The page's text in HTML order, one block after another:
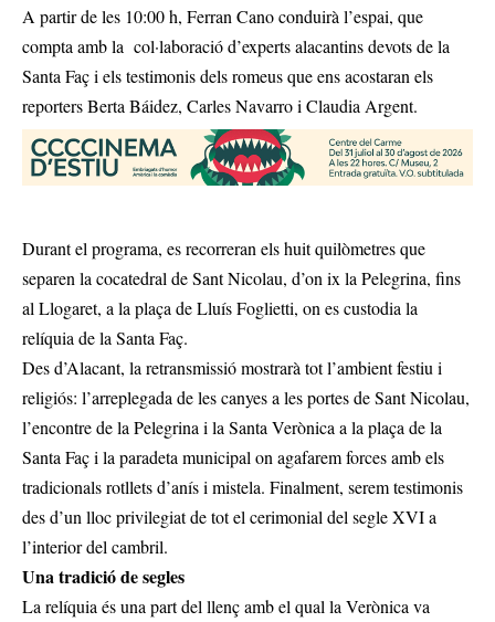
A partir de les 10:00 h, Ferran Cano conduirà l’espai, que
compta amb la col·laboració d’experts alacantins devots de la
Santa Faç i els testimonis dels romeus que ens acostaran els
reporters Berta Báidez, Carles Navarro i Claudia Argent.
Durant el programa, es recorreran els huit quilòmetres que
separen la cocatedral de Sant Nicolau, d’on ix la Pelegrina, fins
al Llogaret, a la plaça de Lluís Foglietti, on es custodia la
relíquia de la Santa Faç.
Des d’Alacant, la retransmissió mostrarà tot l’ambient festiu i
religiós: l’arreplegada de les canyes a les portes de Sant Nicolau,
l’encontre de la Pelegrina i la Santa Verònica a la plaça de la
Santa Faç i la paradeta municipal on agafarem forces amb els
tradicionals rotllets d’anís i mistela. Finalment, serem testimonis
des d’un lloc privilegiat de tot el cerimonial del segle XVI a
l’interior del cambril.
Una tradició de segles
La relíquia és una part del llenç amb el qual la Verònica va